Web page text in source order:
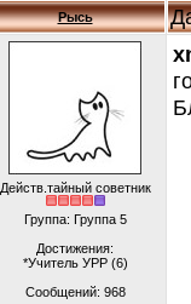
Рысь
Действ.тайный советник
Группа: Группа 5
Достижения:
*Учитель УРР (6)
Сообщений: 968